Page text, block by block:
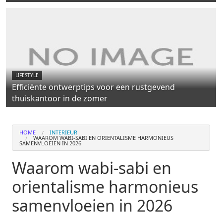
LIFESTYLE
Efficiënte ontwerptips voor een rustgevend
thuiskantoor in de zomer
HOME INTERIEUR
WAAROM WABI-SABI EN ORIENTALISME HARMONIEUS
SAMENVLOEIEN IN 2026
Waarom wabi-sabi en
orientalisme harmonieus
samenvloeien in 2026